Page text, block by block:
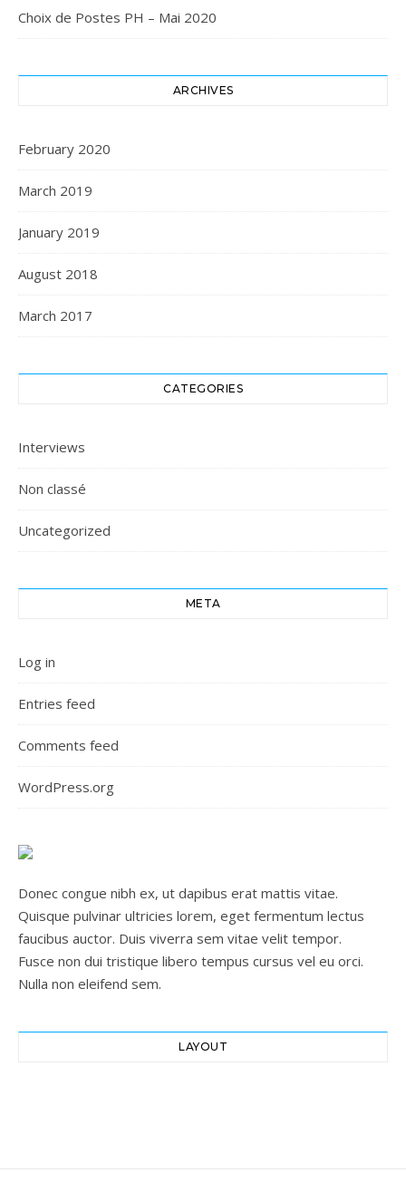
Choix de Postes PH – Mai 2020
ARCHIVES
February 2020
March 2019
January 2019
August 2018
March 2017
CATEGORIES
Interviews
Non classé
Uncategorized
META
Log in
Entries feed
Comments feed
WordPress.org
Donec congue nibh ex, ut dapibus erat mattis vitae.
Quisque pulvinar ultricies lorem, eget fermentum lectus
faucibus auctor. Duis viverra sem vitae velit tempor.
Fusce non dui tristique libero tempus cursus vel eu orci.
Nulla non eleifend sem.
LAYOUT